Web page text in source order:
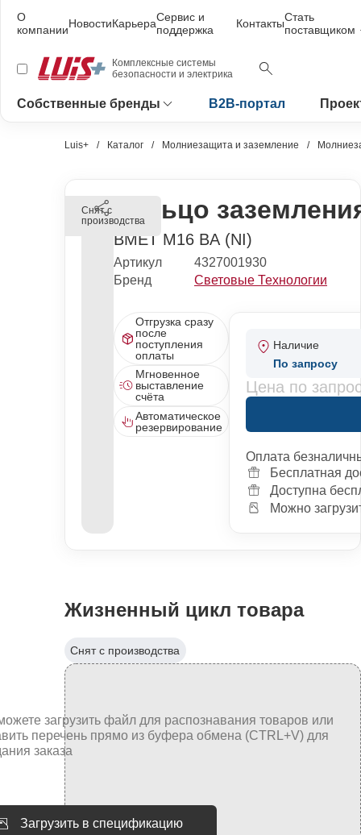
О
компанииНовостиКарьераСервис и
поддержка
КонтактыСтать
поставщиком
Комплексные системы
безопасности и электрика
Собственные бренды B2B-портал
Luis+ Каталог Молниезащита и заземление
Снят с
производстваКольцо
BMET M16 BA (NI)
Артикул
4327001930
Бренд
Световые Технологии
Отгрузка сразу
после
поступления
оплаты
Мгновенное
выставление
счёта
Автоматическое
резервирование
Наличие
По запросу
Цена по
Оплата
Бесплатная
Доступна
Можно
Жизненный цикл товара
Снят с производства
Загрузить в спецификацию